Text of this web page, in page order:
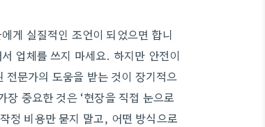
게 실질적인 조언이 되었으면 합니
업체를 쓰지 마세요. 하지만 안전이
문가의 도움을 받는 것이 장기적으
중요한 것은 ‘현장을 직접 눈으로
정 비용만 묻지 말고, 어떤 방식으로